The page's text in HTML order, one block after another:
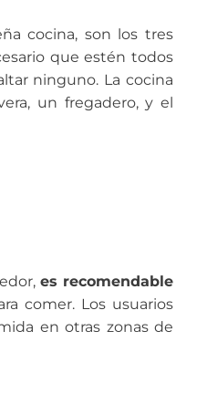
cocina, son los tres
que estén todos
ninguno. La cocina
un fregadero, y el
es recomendable
comer. Los usuarios
en otras zonas de